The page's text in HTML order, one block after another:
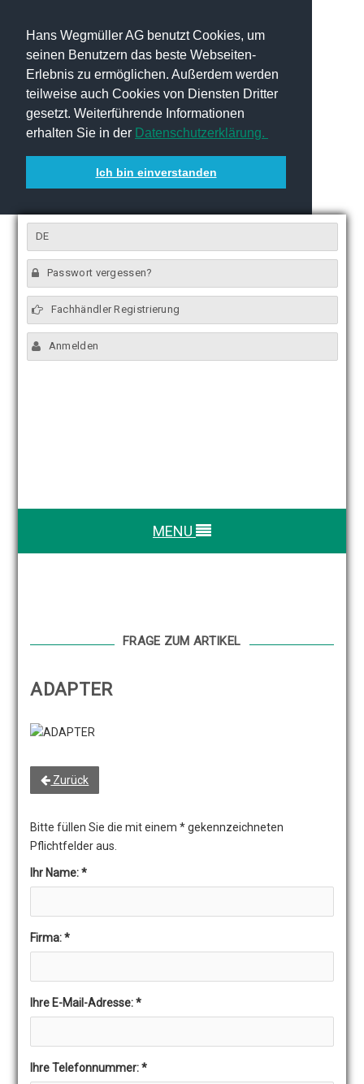
Hans Wegmüller AG benutzt Cookies, um
seinen Benutzern das beste Webseiten-
Erlebnis zu ermöglichen. Außerdem werden
teilweise auch Cookies von Diensten Dritter
gesetzt. Weiterführende Informationen
erhalten Sie in der Datenschutzerklärung.
Ich bin einverstanden
DE
Passwort vergessen?
Fachhändler Registrierung
Anmelden
MENU
FRAGE ZUM ARTIKEL
ADAPTER
Zurück
Bitte füllen Sie die mit einem * gekennzeichneten
Pflichtfelder aus.
Ihr Name:*
Firma:*
Ihre E-Mail-Adresse:*
Ihre Telefonnummer:*